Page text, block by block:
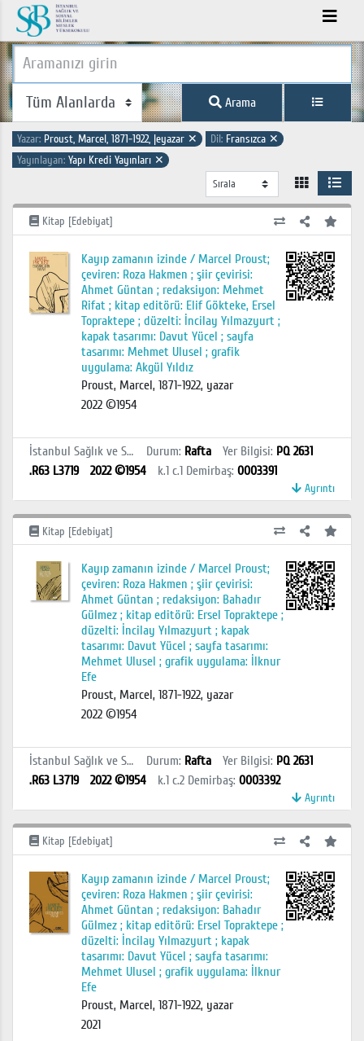
Arama
Yazar: Proust, Marcel, 1871-1922, |eyazar ✕ Dil: Fransızca ✕
Yayınlayan: Yapı Kredi Yayınları ✕
Kitap [Edebiyat]
Kayıp zamanın izinde / Marcel Proust;
çeviren: Roza Hakmen ; şiir çevirisi:
Ahmet Güntan ; redaksiyon: Mehmet
Rifat ; kitap editörü: Elif Gökteke, Ersel
Topraktepe ; düzelti: İncilay Yılmazyurt ;
kapak tasarımı: Davut Yücel ; sayfa
tasarımı: Mehmet Ulusel ; grafik
uygulama: Akgül Yıldız
Proust, Marcel, 1871-1922, yazar
2022 ©1954
İstanbul Sağlık ve Sosyal Bilimler MYO Kütüphanesi Durum: Rafta Yer Bilgisi: PQ 2631
.R63 L3719
2022 ©1954 k.1 c.1 Demirbaş: 0003391
Ayrıntı
Kitap [Edebiyat]
Kayıp zamanın izinde / Marcel Proust;
çeviren: Roza Hakmen ; şiir çevirisi:
Ahmet Güntan ; redaksiyon: Bahadır
Gülmez ; kitap editörü: Ersel Topraktepe ;
düzelti: İncilay Yılmazyurt ; kapak
tasarımı: Davut Yücel ; sayfa tasarımı:
Mehmet Ulusel ; grafik uygulama: İlknur
Efe
Proust, Marcel, 1871-1922, yazar
2022 ©1954
İstanbul Sağlık ve Sosyal Bilimler MYO Kütüphanesi Durum: Rafta Yer Bilgisi: PQ 2631
.R63 L3719
2022 ©1954 k.1 c.2 Demirbaş: 0003392
Ayrıntı
Kitap [Edebiyat]
Kayıp zamanın izinde / Marcel Proust;
çeviren: Roza Hakmen ; şiir çevirisi:
Ahmet Güntan ; redaksiyon: Bahadır
Gülmez ; kitap editörü: Ersel Topraktepe ;
düzelti: İncilay Yılmazyurt ; kapak
tasarımı: Davut Yücel ; sayfa tasarımı:
Mehmet Ulusel ; grafik uygulama: İlknur
Efe
Proust, Marcel, 1871-1922, yazar
2021